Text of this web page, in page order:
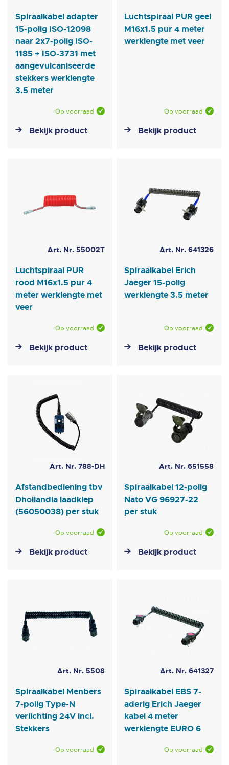
Spiraalkabel adapter
15-polig ISO-12098
naar 2x7-polig ISO-
1185 + ISO-3731 met
aangevulcaniseerde
stekkers werklengte
3.5 meter
Op voorraad
Bekijk product
Luchtspiraal PUR geel
M16x1.5 pur 4 meter
werklengte met veer
Op voorraad
Bekijk product
Art. Nr. 55002T
Luchtspiraal PUR
rood M16x1.5 pur 4
meter werklengte met
veer
Op voorraad
Bekijk product
Art. Nr. 641326
Spiraalkabel Erich
Jaeger 15-polig
werklengte 3.5 meter
Op voorraad
Bekijk product
Art. Nr. 788-DH
Afstandbediening tbv
Dhollandia laadklep
(56050038) per stuk
Op voorraad
Bekijk product
Art. Nr. 651558
Spiraalkabel 12-polig
Nato VG 96927-22
per stuk
Op voorraad
Bekijk product
Art. Nr. 5508
Spiraalkabel Menbers
7-polig Type-N
verlichting 24V incl.
Stekkers
Op voorraad
Art. Nr. 641327
Spiraalkabel EBS 7-
aderig Erich Jaeger
kabel 4 meter
werklengte EURO 6
Op voorraad